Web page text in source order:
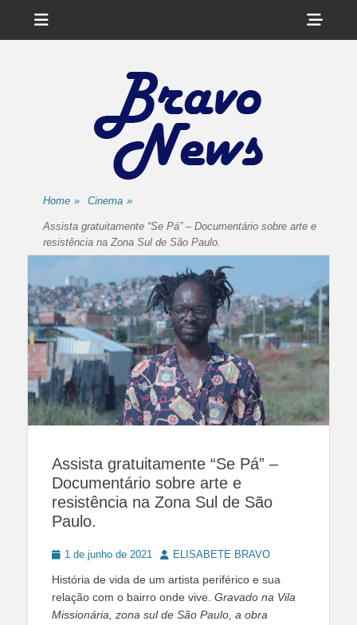
Home » Cinema »
Assista gratuitamente “Se Pá” – Documentário sobre arte e
resistência na Zona Sul de São Paulo.
Assista gratuitamente “Se Pá” –
Documentário sobre arte e
resistência na Zona Sul de São
Paulo.
Posted
1 de junho de 2021 AuthorELISABETE BRAVO
História de vida de um artista periférico e sua
relação com o bairro onde vive. Gravado na Vila
Missionária, zona sul de São Paulo, a obra